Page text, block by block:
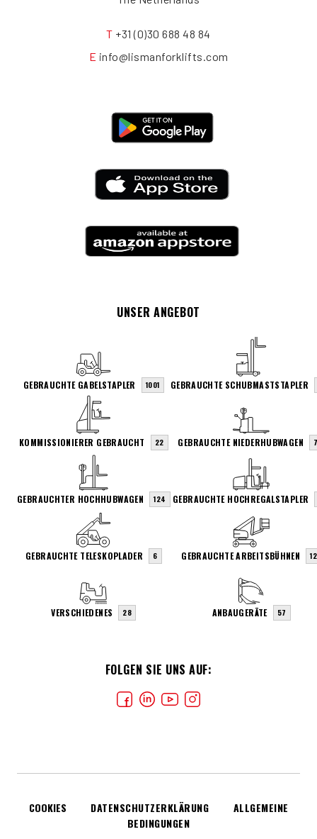
T +31 (0)30 688 48 84
E info@lismanforklifts.com
FOLGEN SIE UNS AUF:
UNSER ANGEBOT
GEBRAUCHTE GABELSTAPLER 1001 GEBRAUCHTE SCHUBMASTSTAPLER
KOMMISSIONIERER GEBRAUCHT 22 GEBRAUCHTE NIEDERHUBWAGEN
GEBRAUCHTER HOCHHUBWAGEN 124 GEBRAUCHTE HOCHREGALSTAPLER
GEBRAUCHTE TELESKOPLADER 6 GEBRAUCHTE ARBEITSBÜHNEN 12
VERSCHIEDENES 28 ANBAUGERÄTE 57
COOKIES DATENSCHUTZERKLÄRUNG
ALLGEMEINE
BEDINGUNGEN